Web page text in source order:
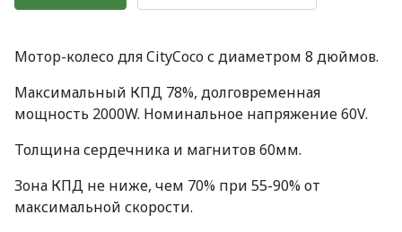
Мотор-колесо для CityCoco с диаметром 8 дюймов.
Максимальный КПД 78%, долговременная
мощность 2000W. Номинальное напряжение 60V.
Толщина сердечника и магнитов 60мм.
Зона КПД не ниже, чем 70% при 55-90% от
максимальной скорости.